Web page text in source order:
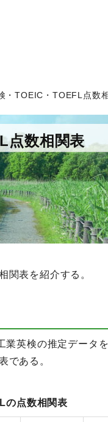
・TOEIC・TOEFL点数
点数相関表
関表を紹介する。
英検の推定データを
である。
の点数相関表